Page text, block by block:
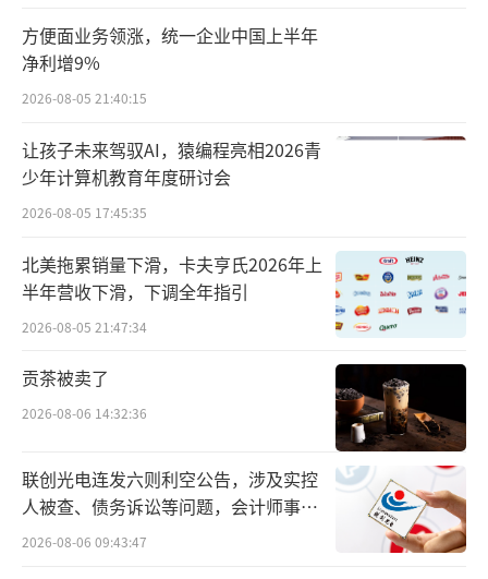
方便面业务领涨，统一企业中国上半年
净利增9%
2026-08-05 21:40:15
让孩子未来驾驭AI，猿编程亮相2026青
少年计算机教育年度研讨会
2026-08-05 17:45:35
北美拖累销量下滑，卡夫亨氏2026年上
半年营收下滑，下调全年指引
2026-08-05 21:47:34
贡茶被卖了
2026-08-06 14:32:36
联创光电连发六则利空公告，涉及实控
人被查、债务诉讼等问题，会计师事务
所曾出具“保留意见”
2026-08-06 09:43:47